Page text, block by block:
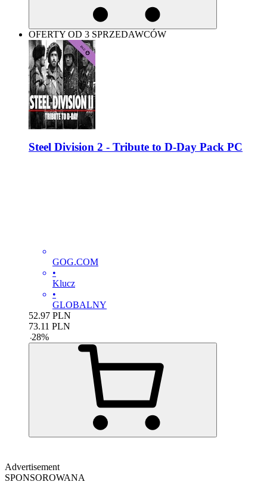
OFERTY OD 3 SPRZEDAWCÓW
Steel Division 2 - Tribute to D-Day Pack PC
GOG.COM
•
Klucz
•
GLOBALNY
52.97 PLN
73.11 PLN
-28%
Advertisement
SPONSOROWANA